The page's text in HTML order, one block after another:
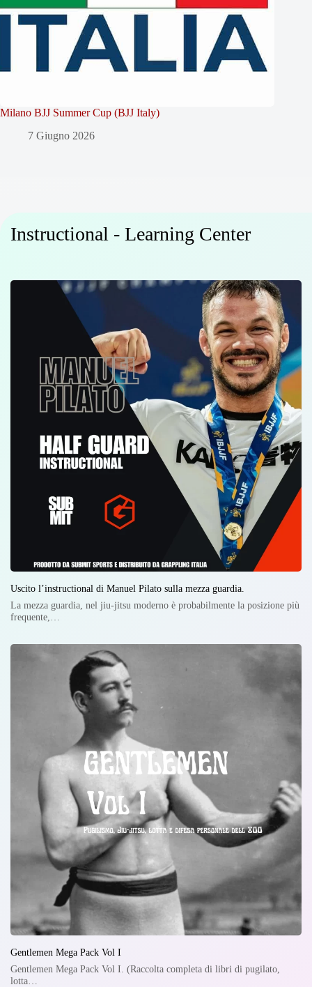
Milano BJJ Summer Cup (BJJ Italy)
7 Giugno 2026
Instructional - Learning Center
Uscito l’instructional di Manuel Pilato sulla mezza guardia.
La mezza guardia, nel jiu-jitsu moderno è probabilmente la posizione più
frequente,…
Gentlemen Mega Pack Vol I
Gentlemen Mega Pack Vol I. (Raccolta completa di libri di pugilato,
lotta…